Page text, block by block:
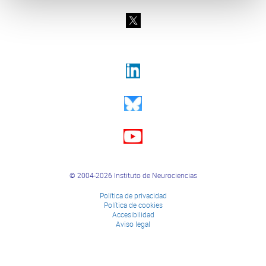
© 2004-2026 Instituto de Neurociencias
Política de privacidad
Política de cookies
Accesibilidad
Aviso legal